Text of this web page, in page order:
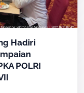
Hadiri
POLRI